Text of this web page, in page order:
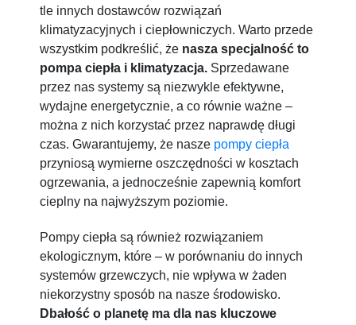
tle innych dostawców rozwiązań
klimatyzacyjnych i ciepłowniczych. Warto przede
wszystkim podkreślić, że nasza specjalność to
pompa ciepła i klimatyzacja. Sprzedawane
przez nas systemy są niezwykle efektywne,
wydajne energetycznie, a co równie ważne –
można z nich korzystać przez naprawdę długi
czas. Gwarantujemy, że nasze pompy ciepła
przyniosą wymierne oszczędności w kosztach
ogrzewania, a jednocześnie zapewnią komfort
cieplny na najwyższym poziomie.
Pompy ciepła są również rozwiązaniem
ekologicznym, które – w porównaniu do innych
systemów grzewczych, nie wpływa w żaden
niekorzystny sposób na nasze środowisko.
Dbałość o planetę ma dla nas kluczowe